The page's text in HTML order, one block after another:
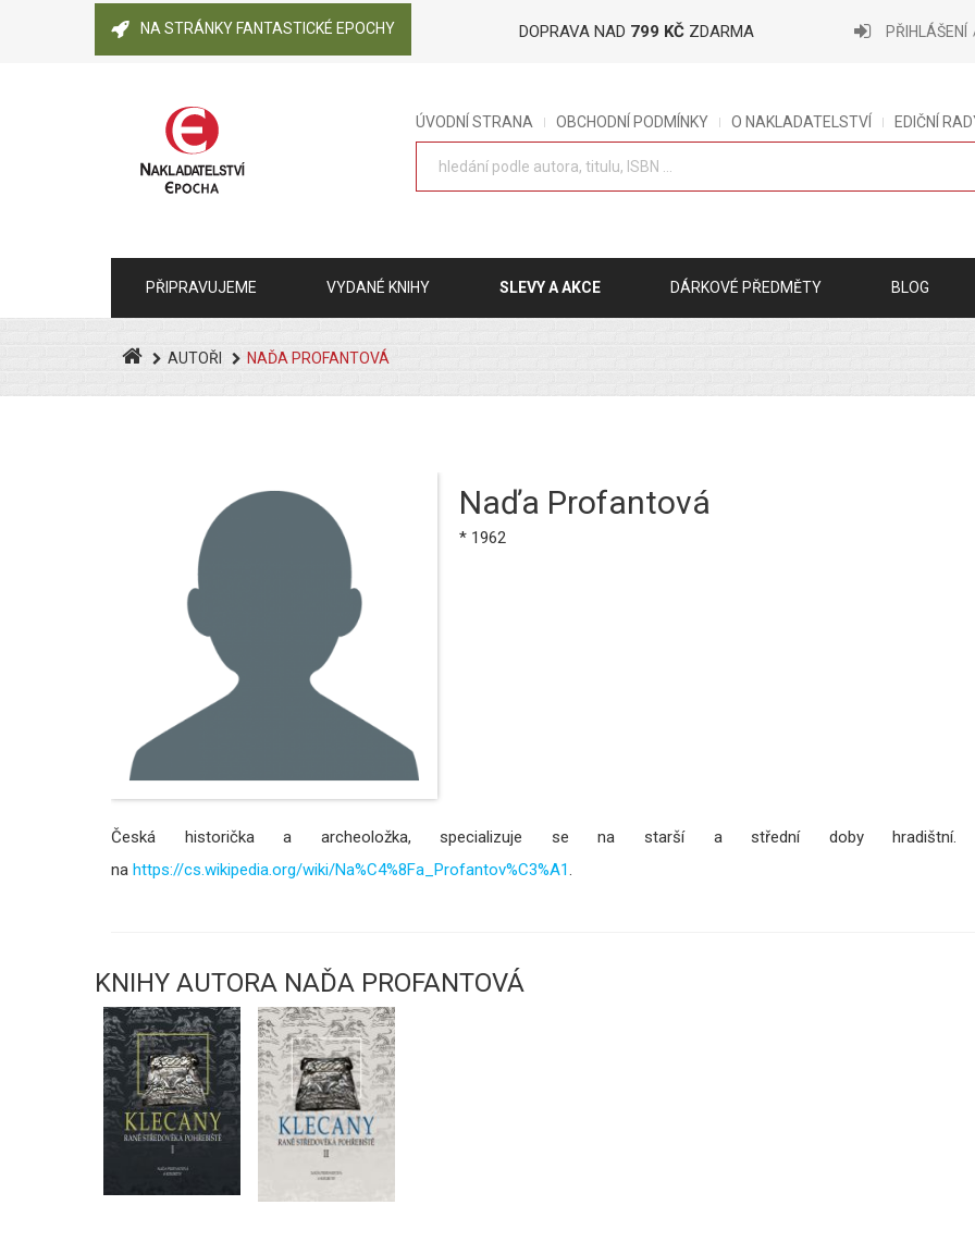
NA STRÁNKY FANTASTICKÉ EPOCHY DOPRAVA NAD 799 KČ ZDARMA PŘIHLÁŠENÍ
ÚVODNÍ STRANA OBCHODNÍ PODMÍNKY O NAKLADATELSTVÍ EDIČNÍ
PŘIPRAVUJEME VYDANÉ KNIHY SLEVY A AKCE DÁRKOVÉ PŘEDMĚTY BLOG
AUTOŘI NAĎA PROFANTOVÁ
Naďa Profantová
* 1962
Česká historička a archeoložka, specializuje se na starší a střední doby hradištní.
na https://cs.wikipedia.org/wiki/Na%C4%8Fa_Profantov%C3%A1.
KNIHY AUTORA NAĎA PROFANTOVÁ